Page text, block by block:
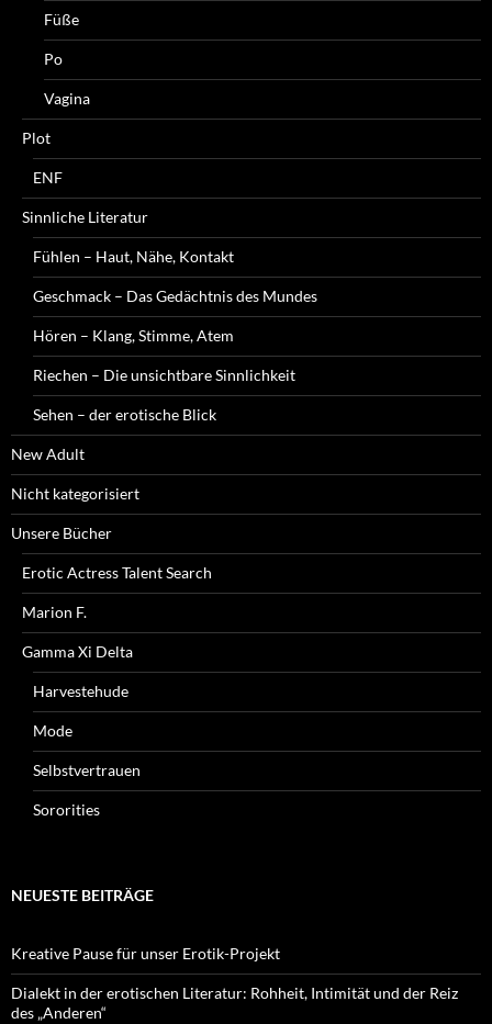
Füße
Po
Vagina
Plot
ENF
Sinnliche Literatur
Fühlen – Haut, Nähe, Kontakt
Geschmack – Das Gedächtnis des Mundes
Hören – Klang, Stimme, Atem
Riechen – Die unsichtbare Sinnlichkeit
Sehen – der erotische Blick
New Adult
Nicht kategorisiert
Unsere Bücher
Erotic Actress Talent Search
Marion F.
Gamma Xi Delta
Harvestehude
Mode
Selbstvertrauen
Sororities
NEUESTE BEITRÄGE
Kreative Pause für unser Erotik-Projekt
Dialekt in der erotischen Literatur: Rohheit, Intimität und der Reiz
des „Anderen“